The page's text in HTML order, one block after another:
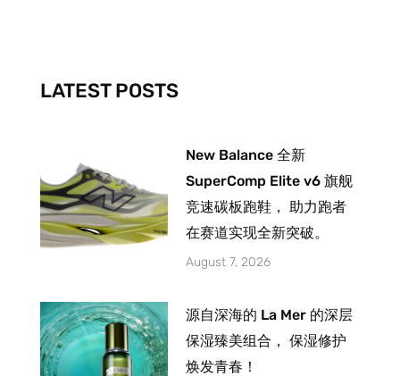
-
f
m
LATEST POSTS
New Balance 全新
SuperComp Elite v6 旗舰
竞速碳板跑鞋， 助力跑者
在赛道实现全新突破。
August 7, 2026
源自深海的 La Mer 的深层
保湿臻美组合， 保湿修护
焕发青春！